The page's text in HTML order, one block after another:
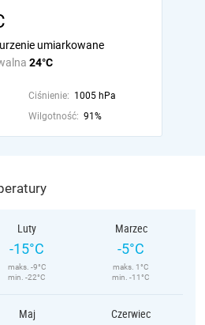
24°C
umiarkowane
Ciśnienie: 1005 hPa
Wilgotność: 91%
Luty
-15°C
maks. -9°C
min. -22°C
Marzec
-5°C
maks. 1°C
min. -11°C
Maj Czerwiec